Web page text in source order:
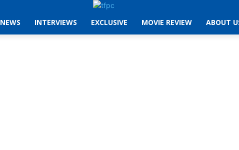
NEWS INTERVIEWS EXCLUSIVE MOVIE REVIEW ABOUT